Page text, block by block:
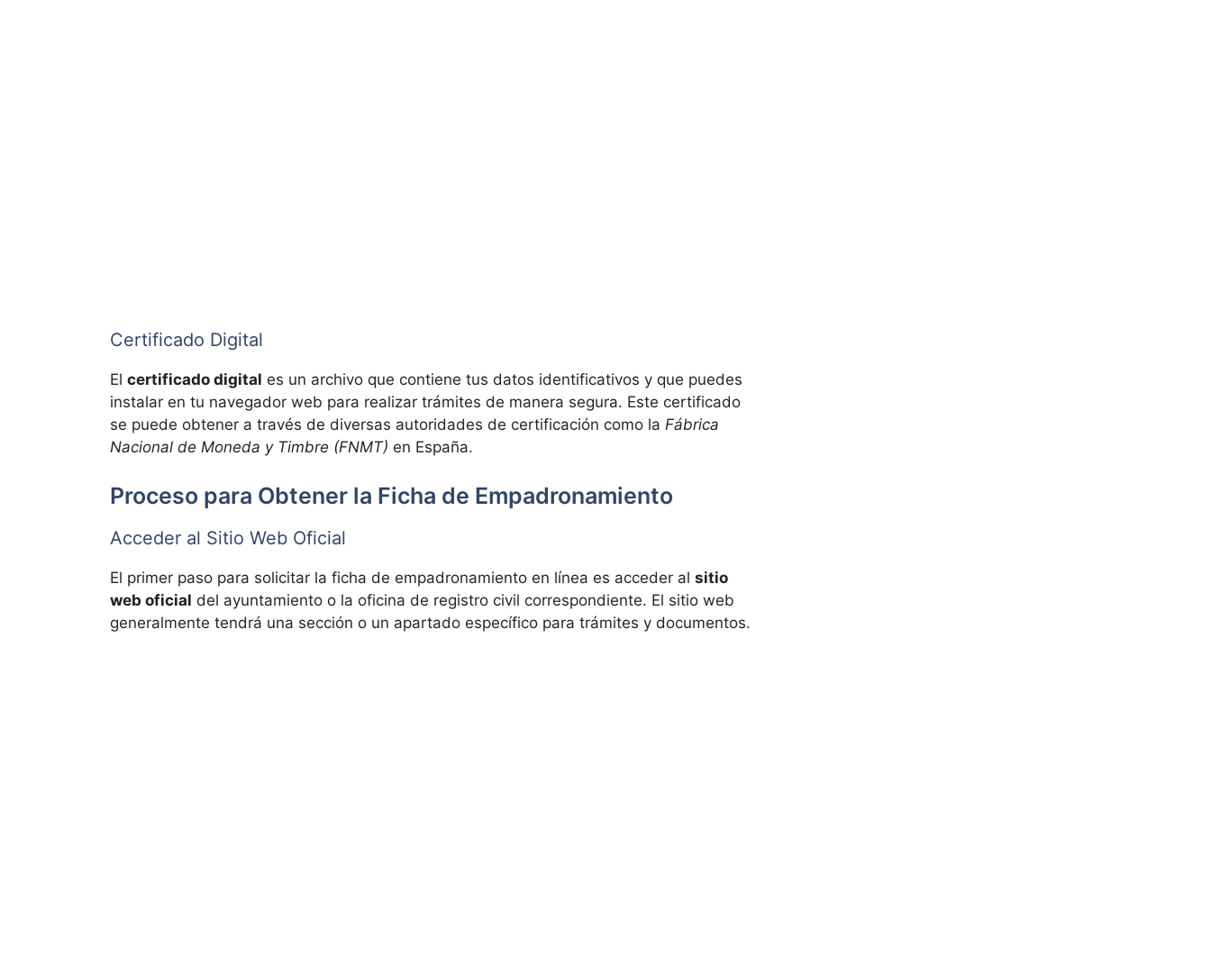
Certificado Digital
El certificado digital es un archivo que contiene tus datos identificativos y que puedes
instalar en tu navegador web para realizar trámites de manera segura. Este certificado
se puede obtener a través de diversas autoridades de certificación como la Fábrica
Nacional de Moneda y Timbre (FNMT) en España.
Proceso para Obtener la Ficha de Empadronamiento
Acceder al Sitio Web Oficial
El primer paso para solicitar la ficha de empadronamiento en línea es acceder al sitio
web oficial del ayuntamiento o la oficina de registro civil correspondiente. El sitio web
generalmente tendrá una sección o un apartado específico para trámites y documentos.